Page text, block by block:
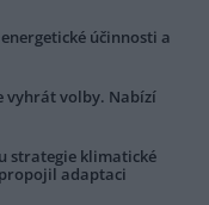
účinnosti a
vyhrát volby. Nabízí
strategie klimatické
adaptaci